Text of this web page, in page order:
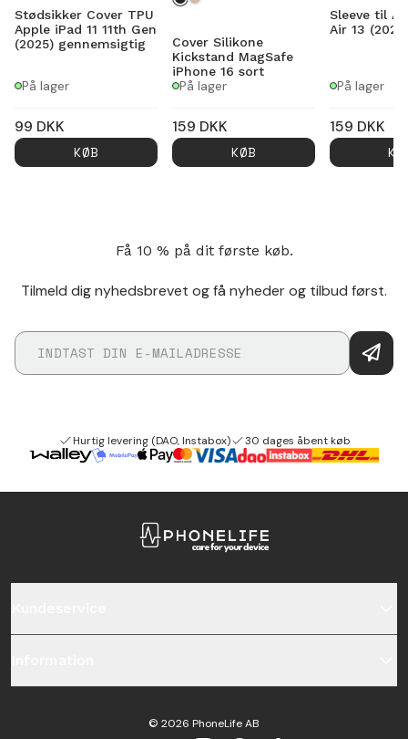
Stødsikker Cover TPU
Apple iPad 11 11th Gen
(2025) gennemsigtig
På lager
99 DKK
KØB
Cover Silikone
Kickstand MagSafe
iPhone 16 sort
På lager
159 DKK
KØB
Sleeve til
Air 13
På lager
159 DKK
Få 10 % på dit første køb.
Tilmeld dig nyhedsbrevet og få nyheder og tilbud først.
Hurtig levering (DAO, Instabox) 30 dages åbent køb
© 2026 PhoneLife AB